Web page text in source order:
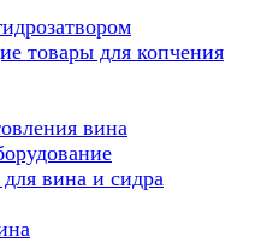
товары для копчения
вина
вина и сидра